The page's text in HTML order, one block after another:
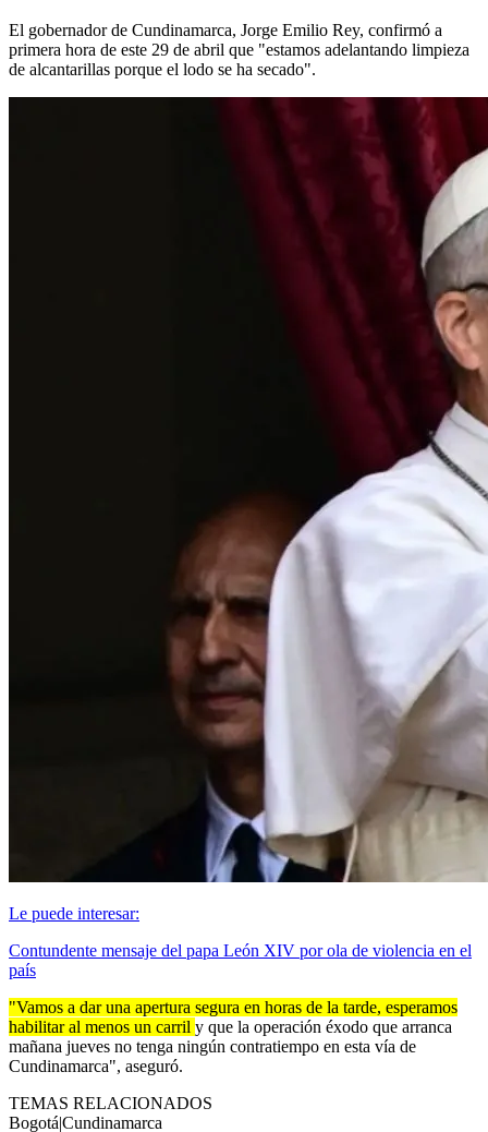
El gobernador de Cundinamarca, Jorge Emilio Rey, confirmó a
primera hora de este 29 de abril que "estamos adelantando limpieza
de alcantarillas porque el lodo se ha secado".
Le puede interesar:
Contundente mensaje del papa León XIV por ola de violencia en el
país
"Vamos a dar una apertura segura en horas de la tarde, esperamos
habilitar al menos un carril y que la operación éxodo que arranca
mañana jueves no tenga ningún contratiempo en esta vía de
Cundinamarca", aseguró.
TEMAS RELACIONADOS
Bogotá|Cundinamarca